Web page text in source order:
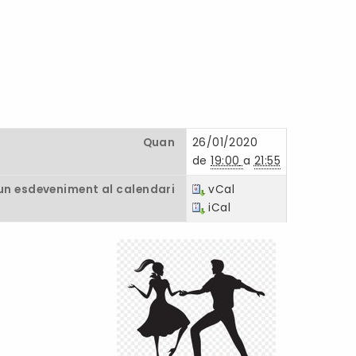
Quan
26/01/2020
de19:00 a21:55
esdeveniment al calendari
vCal
iCal